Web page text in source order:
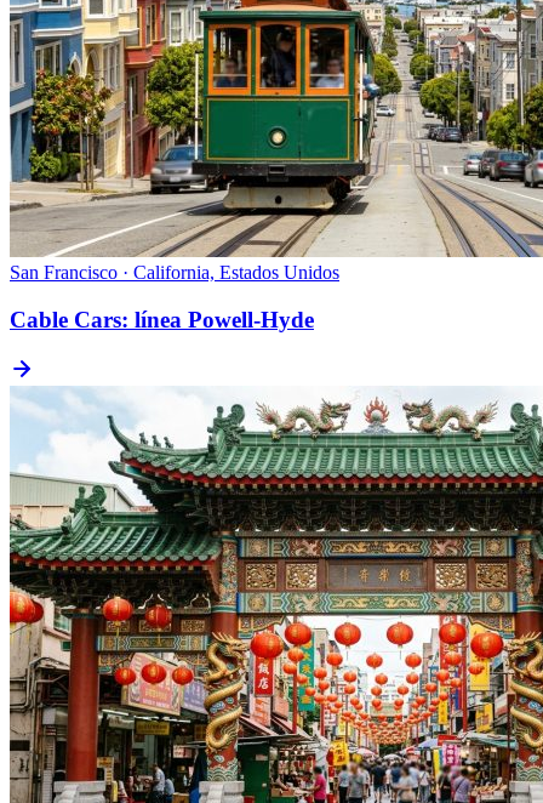
San Francisco · California, Estados Unidos
Cable Cars: línea Powell-Hyde